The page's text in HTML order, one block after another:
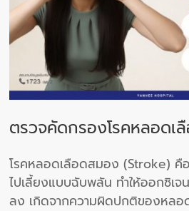
ตรวจคัดกรองโรคหลอดเ
โรคหลอดเลือดสมอง (Stroke) คื
ไปเลี้ยงแบบฉับพลัน ทำให้ออกซิเจ
ลง เกิดจากความผิดปกติของหล